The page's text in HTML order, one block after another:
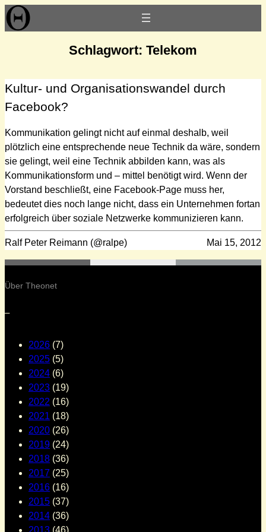
Zum
Inhalt
Schlagwort: Telekom
Kultur- und Organisationswandel durch
Facebook?
Kommunikation gelingt nicht auf einmal deshalb, weil
plötzlich eine entsprechende neue Technik da wäre, sondern
sie gelingt, weil eine Technik abbilden kann, was als
Kommunikationsform und – mittel benötigt wird. Wenn der
Vorstand beschließt, eine Facebook-Page muss her,
bedeutet dies noch lange nicht, dass ein Unternehmen fortan
erfolgreich über soziale Netzwerke kommunizieren kann.
Ralf Peter Reimann (@ralpe) Mai 15, 2012
Über Theonet
–
2026 (7)
2025 (5)
2024 (6)
2023 (19)
2022 (16)
2021 (18)
2020 (26)
2019 (24)
2018 (36)
2017 (25)
2016 (16)
2015 (37)
2014 (36)